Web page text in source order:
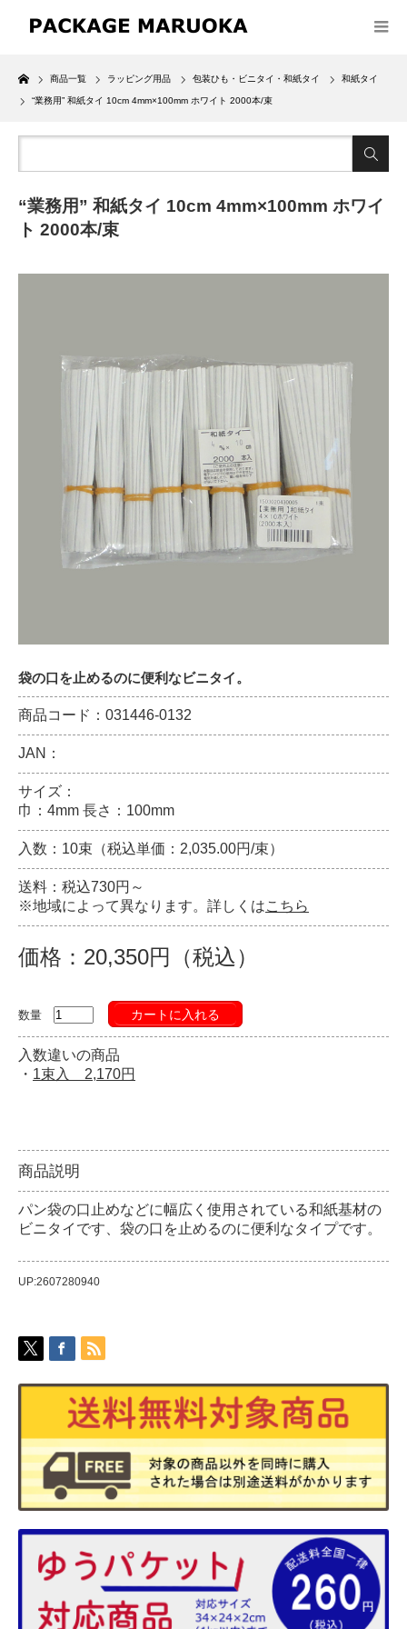
Home
商品一覧 ラッピング用品 包装ひも・ビニタイ・和紙タイ 和紙タイ
“業務用” 和紙タイ 10cm 4mm×100mm ホワイト 2000本/束
“業務用” 和紙タイ 10cm 4mm×100mm ホワイ
ト 2000本/束
袋の口を止めるのに便利なビニタイ。
商品コード：031446-0132
JAN：
サイズ：
巾：4mm 長さ：100mm
入数：10束（税込単価：2,035.00円/束）
送料：税込730円～
※地域によって異なります。詳しくはこちら
価格：20,350円（税込）
数量 カートに入れる
入数違いの商品
・ 1束入 2,170円
商品説明
パン袋の口止めなどに幅広く使用されている和紙基材の
ビニタイです、袋の口を止めるのに便利なタイプです。
UP:2607280940